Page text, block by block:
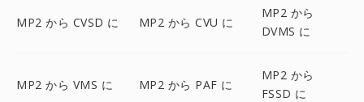
MP2 から CVSD に MP2 から CVU に
MP2 から
DVMS に
MP2 から VMS に MP2 から PAF に
MP2 から
FSSD に